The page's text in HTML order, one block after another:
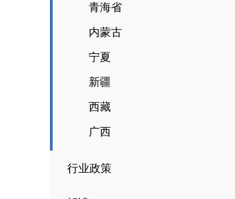
青海省
内蒙古
宁夏
新疆
西藏
广西
行业政策